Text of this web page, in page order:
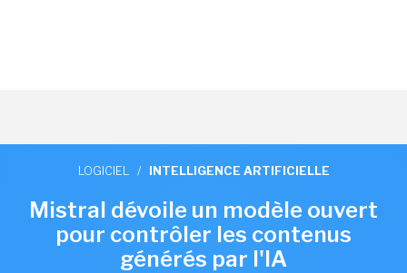
LOGICIEL / INTELLIGENCE ARTIFICIELLE
Mistral dévoile un modèle ouvert
pour contrôler les contenus
générés par l'IA